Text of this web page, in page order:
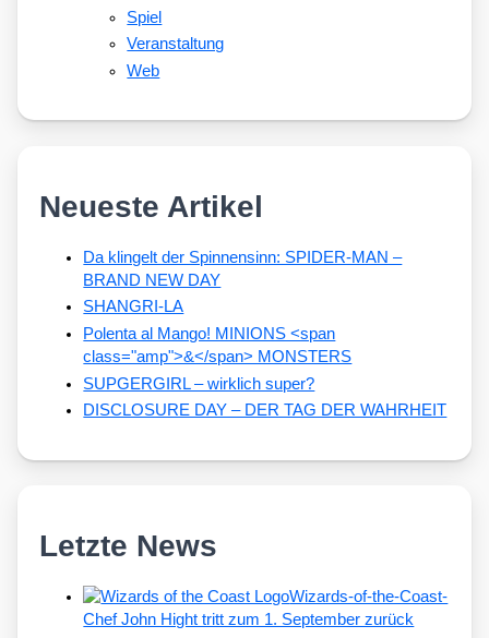
Spiel
Veranstaltung
Web
Neueste Artikel
Da klingelt der Spinnensinn: SPIDER-MAN –
BRAND NEW DAY
SHANGRI-LA
Polenta al Mango! MINIONS <span
class="amp">&</span> MONSTERS
SUPGERGIRL – wirklich super?
DISCLOSURE DAY – DER TAG DER WAHRHEIT
Letzte News
Wizards-of-the-Coast-
Chef John Hight tritt zum 1. September zurück